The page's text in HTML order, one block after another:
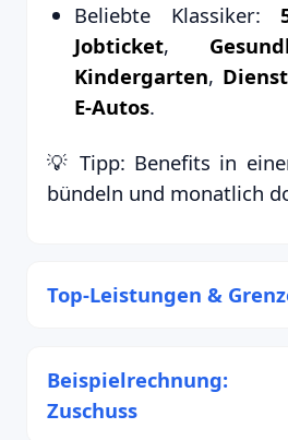
Beliebte Klassiker:
Jobticket,
Kindergarten,
E-Autos.
💡 Tipp: Benefits in
bündeln und monatlich
Top-Leistungen &
Beispielrechnung:
Zuschuss